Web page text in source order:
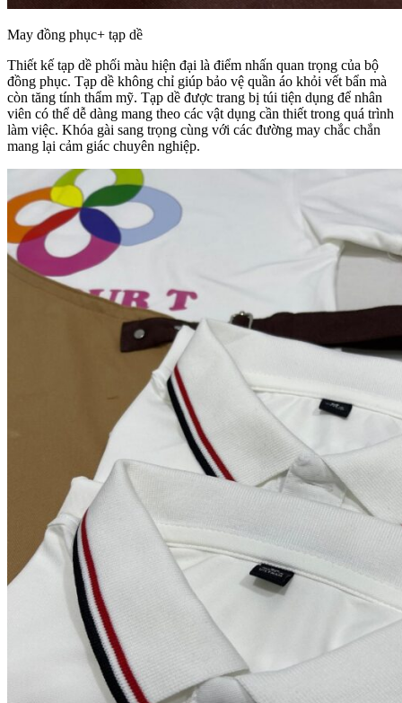
May đồng phục+ tạp dề
Thiết kế tạp dề phối màu hiện đại là điểm nhấn quan trọng của bộ
đồng phục. Tạp dề không chỉ giúp bảo vệ quần áo khỏi vết bẩn mà
còn tăng tính thẩm mỹ. Tạp dề được trang bị túi tiện dụng để nhân
viên có thể dễ dàng mang theo các vật dụng cần thiết trong quá trình
làm việc. Khóa gài sang trọng cùng với các đường may chắc chắn
mang lại cảm giác chuyên nghiệp.